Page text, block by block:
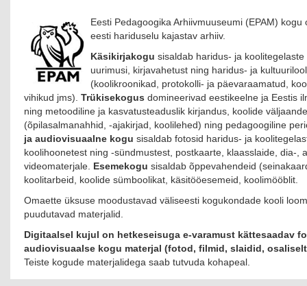
Eesti Pedagoogika Arhiivmuuseumi (EPAM) kogu
eesti hariduselu kajastav arhiiv.
Käsikirjakogu sisaldab haridus- ja koolitegelaste
uurimusi, kirjavahetust ning haridus- ja
(koolikroonikad, protokolli- ja päevaraamatud,
vihikud jms). Trükisekogus domineerivad eestikeelne ja Eestis
ning metoodiline ja kasvatusteaduslik kirjandus, koolide
(õpilasalmanahhid, -ajakirjad, koolilehed) ning pedagoogiline
ja audiovisuaalne kogu sisaldab fotosid haridus- ja
koolihoonetest ning -sündmustest, postkaarte, klaasslaide, dia-,
videomaterjale. Esemekogu sisaldab õppevahendeid
koolitarbeid, koolide sümboolikat, käsitööesemeid, koolimööblit.
Omaette üksuse moodustavad väliseesti kogukondade kooli
puudutavad materjalid.
Digitaalsel kujul on hetkeseisuga e-varamust kättesaadav
audiovisuaalse kogu materjal (fotod, filmid, slaidid,
Teiste kogude materjalidega saab tutvuda kohapeal.